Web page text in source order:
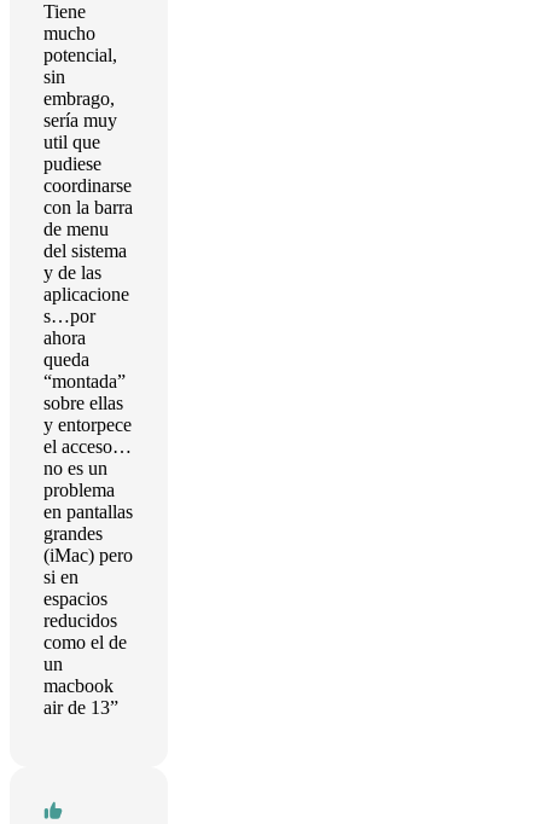
Tiene
mucho
potencial,
sin
embrago,
sería muy
util que
pudiese
coordinarse
con la barra
de menu
del sistema
y de las
aplicacione
s…por
ahora
queda
“montada”
sobre ellas
y entorpece
el acceso…
no es un
problema
en pantallas
grandes
(iMac) pero
si en
espacios
reducidos
como el de
un
macbook
air de 13”